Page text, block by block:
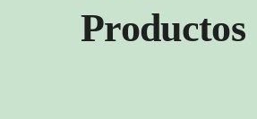
Productos